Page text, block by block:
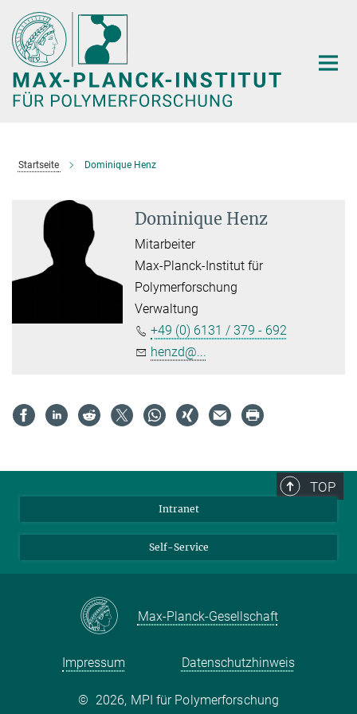
Hauptinhalt
Startseite Dominique Henz
Dominique Henz
Mitarbeiter
Max-Planck-Institut für
Polymerforschung
Verwaltung
+49 (0) 6131 / 379 - 692
henzd@...
TOP
Intranet
Self-Service
Max-Planck-Gesellschaft
Impressum Datenschutzhinweis
© 2026, MPI für Polymerforschung